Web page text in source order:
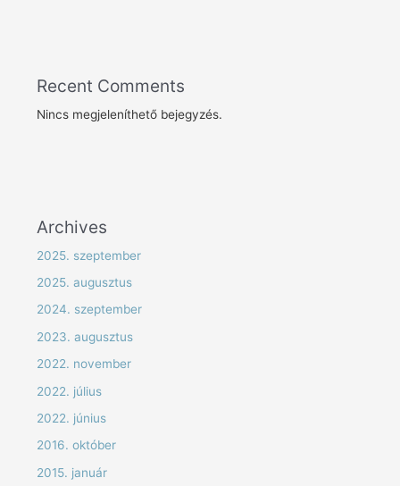
Recent Comments
Nincs megjeleníthető bejegyzés.
Archives
2025. szeptember
2025. augusztus
2024. szeptember
2023. augusztus
2022. november
2022. július
2022. június
2016. október
2015. január